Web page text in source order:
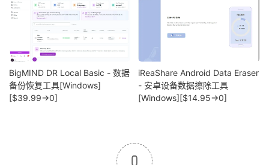
BigMIND DR Local Basic - 数据
备份恢复工具[Windows]
[$39.99→0]
iReaShare Android Data Eraser
- 安卓设备数据擦除工具
[Windows][$14.95→0]
0